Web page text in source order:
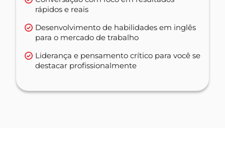
rápidos e reais
Desenvolvimento de habilidades em inglês
para o mercado de trabalho
Liderança e pensamento crítico para você se
destacar profissionalmente